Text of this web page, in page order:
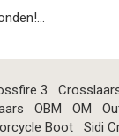
3
OBM OM
Boot
Sidi